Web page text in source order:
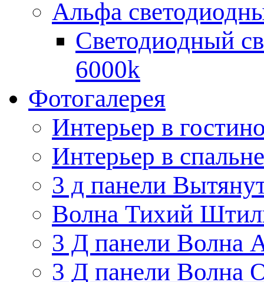
Альфа
Светодиодный
6000k
Фотогалерея
Интерьер в
Интерьер в спальне
3 д панели
Волна Тихий
3 Д панели Волна
3 Д панели Волна